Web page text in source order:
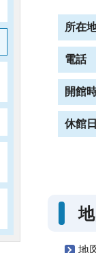
所在
電話
開館
休館
地